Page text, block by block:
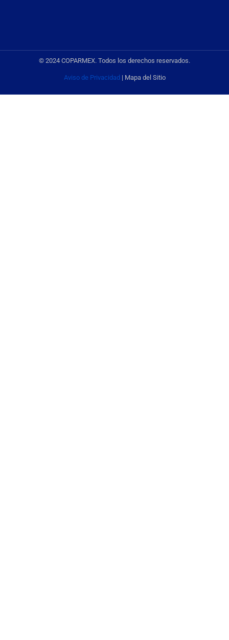
© 2024 COPARMEX. Todos los derechos reservados.
Aviso de Privacidad | Mapa del Sitio